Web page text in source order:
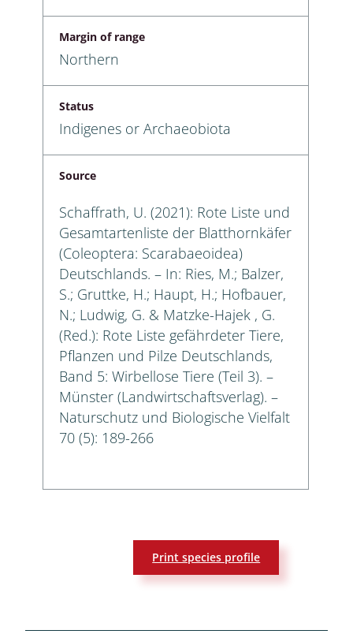
Margin of range
Northern
Status
Indigenes or Archaeobiota
Source
Schaffrath, U. (2021): Rote Liste und
Gesamtartenliste der Blatthornkäfer
(Coleoptera: Scarabaeoidea)
Deutschlands. – In: Ries, M.; Balzer,
S.; Gruttke, H.; Haupt, H.; Hofbauer,
N.; Ludwig, G. & Matzke-Hajek , G.
(Red.): Rote Liste gefährdeter Tiere,
Pflanzen und Pilze Deutschlands,
Band 5: Wirbellose Tiere (Teil 3). –
Münster (Landwirtschaftsverlag). –
Naturschutz und Biologische Vielfalt
70 (5): 189-266
Print species profile